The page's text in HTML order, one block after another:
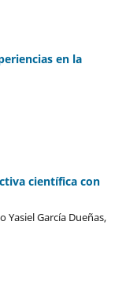
en la
científica con
Yasiel García Dueñas,